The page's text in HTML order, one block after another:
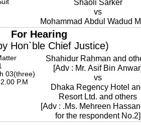
Shaoli Sarker
vs
Mohammad Abdul Wadud
For Hearing
Hon`ble Chief Justice)
P.M
Shahidur Rahman and
[Adv : Mr. Asif Bin
vs
Dhaka Regency Hotel
Resort Ltd. and others
[Adv : .Ms. Mehreen
for the respondent No.2]